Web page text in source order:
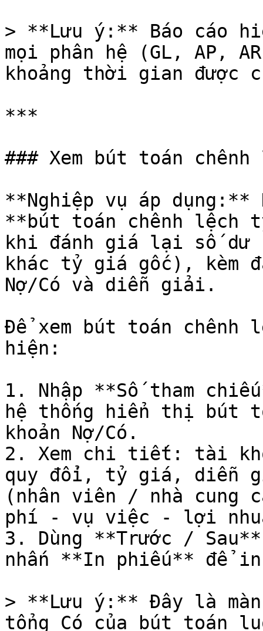
> **Lưu ý:** Báo cáo
mọi phân hệ (GL, AP,
khoảng thời gian được
***
### Xem bút toán
**Nghiệp vụ áp
**bút toán chênh lệch
khi đánh giá lại số
khác tỷ giá gốc), kèm
Nợ/Có và diễn giải.
Để xem bút toán
hiện:
1. Nhập **Số tham
hệ thống hiển thị bút
khoản Nợ/Có.
2. Xem chi tiết: tài
quy đổi, tỷ giá, diễn
(nhân viên / nhà cung
phí - vụ việc - lợi
3. Dùng **Trước /
nhấn **In phiếu** để
> **Lưu ý:** Đây là
tổng Có của bút toán